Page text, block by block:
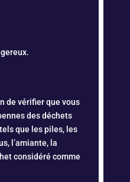
de vérifier que vous
des déchets
que les piles, les
l’amiante, la
considéré comme